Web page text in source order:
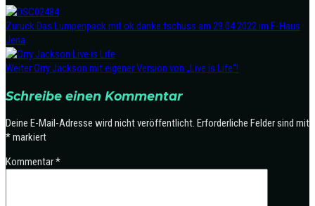
ZurückDas Lumpenpack mit ok.danke.tschüss am 29.04.2022 im F-Haus
Jena
WeiterOrry Jackson mit eigener Version von „Live is Life“!
Schreibe einen Kommentar
Deine E-Mail-Adresse wird nicht veröffentlicht. Erforderliche Felder sind mit
*markiert
Kommentar*